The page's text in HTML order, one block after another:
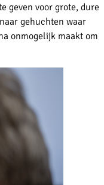
geven voor grote, dure
gehuchten waar
onmogelijk maakt om